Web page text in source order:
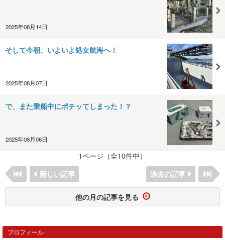
2025年08月14日
そして今朝、いよいよ処女航海へ！
2025年08月07日
で、また乗船中にポチッてしまった！？
2025年08月06日
1ページ（全10件中）
新しい記事
過去の記事
他の月の記事を見る
プロフィール